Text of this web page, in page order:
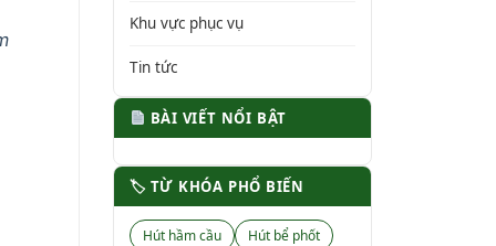
Khu vực phục vụ
Tin tức
BÀI VIẾT NỔI BẬT
🏷 TỪ KHÓA PHỔ BIẾN
Hút hầm cầu
Hút bể phốt